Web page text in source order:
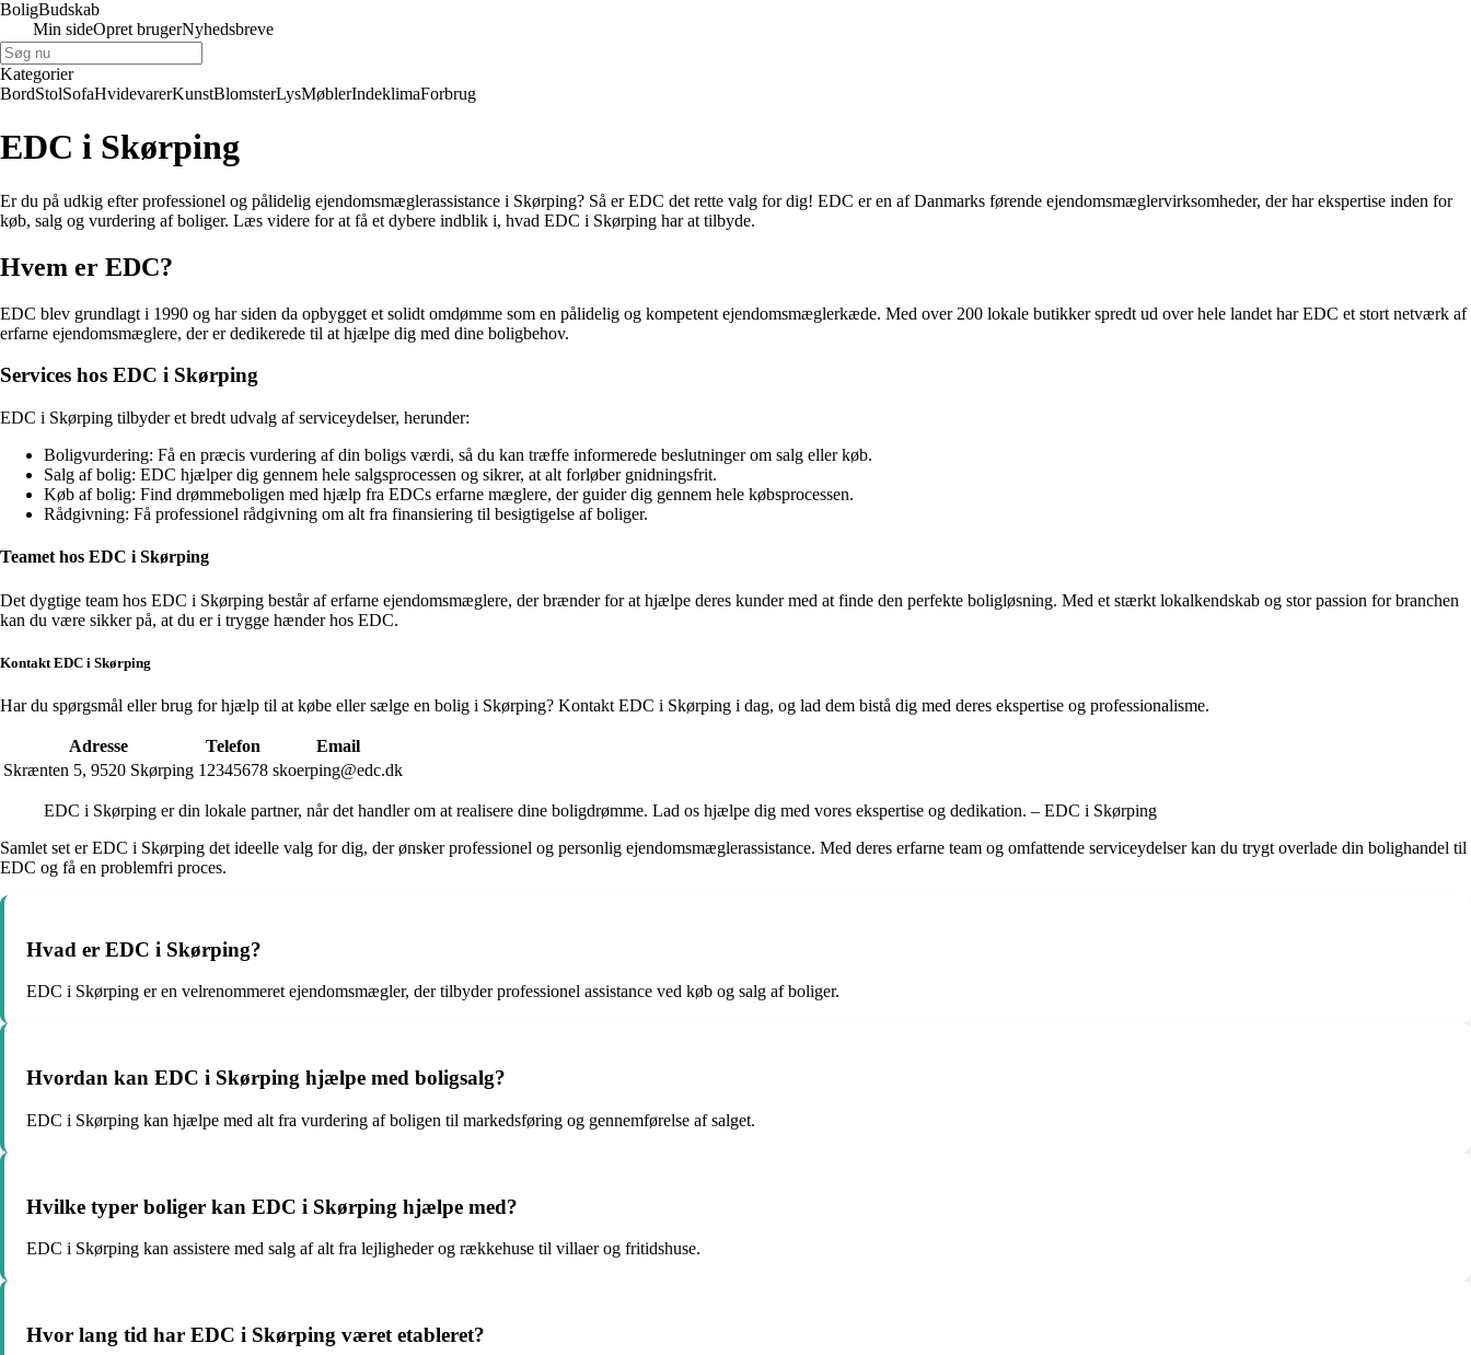
BoligBudskab
Min sideOpret brugerNyhedsbreve
Kategorier
BordStolSofaHvidevarerKunstBlomsterLysMøblerIndeklimaForbrug
EDC i Skørping
Er du på udkig efter professionel og pålidelig ejendomsmæglerassistance i Skørping? Så er EDC det rette valg for dig! EDC er en af Danmarks førende ejendomsmæglervirksomheder, der har ekspertise inden for
køb, salg og vurdering af boliger. Læs videre for at få et dybere indblik i, hvad EDC i Skørping har at tilbyde.
Hvem er EDC?
EDC blev grundlagt i 1990 og har siden da opbygget et solidt omdømme som en pålidelig og kompetent ejendomsmæglerkæde. Med over 200 lokale butikker spredt ud over hele landet har EDC et stort netværk af
erfarne ejendomsmæglere, der er dedikerede til at hjælpe dig med dine boligbehov.
Services hos EDC i Skørping
EDC i Skørping tilbyder et bredt udvalg af serviceydelser, herunder:
Boligvurdering: Få en præcis vurdering af din boligs værdi, så du kan træffe informerede beslutninger om salg eller køb.
Salg af bolig: EDC hjælper dig gennem hele salgsprocessen og sikrer, at alt forløber gnidningsfrit.
Køb af bolig: Find drømmeboligen med hjælp fra EDCs erfarne mæglere, der guider dig gennem hele købsprocessen.
Rådgivning: Få professionel rådgivning om alt fra finansiering til besigtigelse af boliger.
Teamet hos EDC i Skørping
Det dygtige team hos EDC i Skørping består af erfarne ejendomsmæglere, der brænder for at hjælpe deres kunder med at finde den perfekte boligløsning. Med et stærkt lokalkendskab og stor passion for branchen
kan du være sikker på, at du er i trygge hænder hos EDC.
Kontakt EDC i Skørping
Har du spørgsmål eller brug for hjælp til at købe eller sælge en bolig i Skørping? Kontakt EDC i Skørping i dag, og lad dem bistå dig med deres ekspertise og professionalisme.
Adresse Telefon
Email
Skrænten 5, 9520 Skørping 12345678 skoerping@edc.dk
EDC i Skørping er din lokale partner, når det handler om at realisere dine boligdrømme. Lad os hjælpe dig med vores ekspertise og dedikation. – EDC i Skørping
Samlet set er EDC i Skørping det ideelle valg for dig, der ønsker professionel og personlig ejendomsmæglerassistance. Med deres erfarne team og omfattende serviceydelser kan du trygt overlade din bolighandel til
EDC og få en problemfri proces.
Hvad er EDC i Skørping?
EDC i Skørping er en velrenommeret ejendomsmægler, der tilbyder professionel assistance ved køb og salg af boliger.
Hvordan kan EDC i Skørping hjælpe med boligsalg?
EDC i Skørping kan hjælpe med alt fra vurdering af boligen til markedsføring og gennemførelse af salget.
Hvilke typer boliger kan EDC i Skørping hjælpe med?
EDC i Skørping kan assistere med salg af alt fra lejligheder og rækkehuse til villaer og fritidshuse.
Hvor lang tid har EDC i Skørping været etableret?